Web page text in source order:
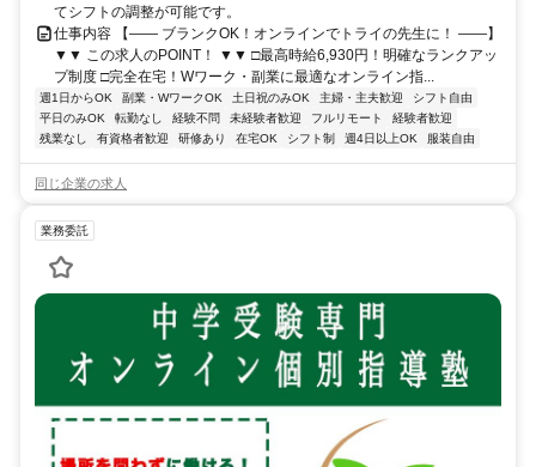
てシフトの調整が可能です。
仕事内容 【―― ブランクOK！オンラインでトライの先生に！ ――】
▼▼ この求人のPOINT！ ▼▼ □最高時給6,930円！明確なランクアッ
プ制度 □完全在宅！Wワーク・副業に最適なオンライン指...
週1日からOK 副業・WワークOK 土日祝のみOK 主婦・主夫歓迎
シフト自由
平日のみOK
転勤なし 経験不問 未経験者歓迎 フルリモート
経験者歓迎
残業なし
有資格者歓迎 研修あり 在宅OK シフト制 週4日以上OK 服装自由
同じ企業の求人
業務委託